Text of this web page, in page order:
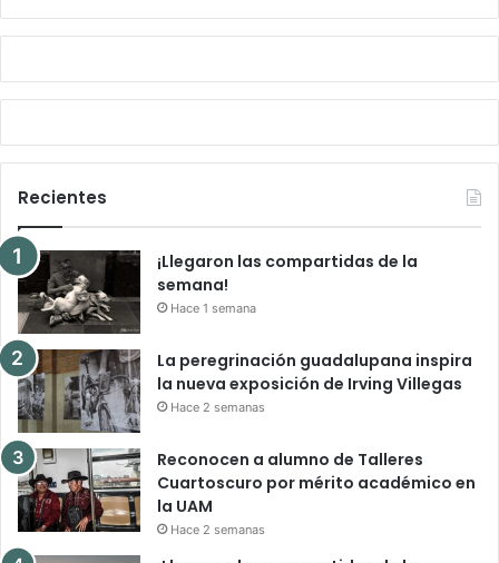
Recientes
¡Llegaron las compartidas de la
semana!
Hace 1 semana
La peregrinación guadalupana inspira
la nueva exposición de Irving Villegas
Hace 2 semanas
Reconocen a alumno de Talleres
Cuartoscuro por mérito académico en
la UAM
Hace 2 semanas